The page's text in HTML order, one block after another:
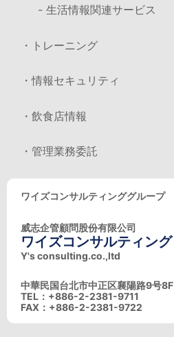
- 生活情報関連サービス
・トレーニング
・情報セキュリティ
・飲食店情報
・管理業務委託
ワイズコンサルティンググループ
威志企管顧問股份有限公司
ワイズコンサルティング
Y's consulting.co.,ltd
中華民国台北市中正区襄陽路9号8F
TEL：+886-2-2381-9711
FAX：+886-2-2381-9722